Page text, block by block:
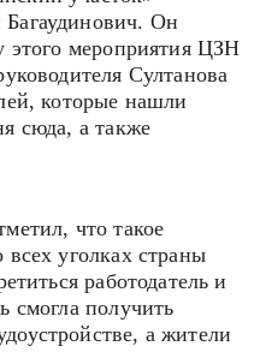
Он
этого мероприятия ЦЗН
Султанова
которые нашли
сюда, а также
что такое
уголках страны
работодатель и
смогла получить
а жители